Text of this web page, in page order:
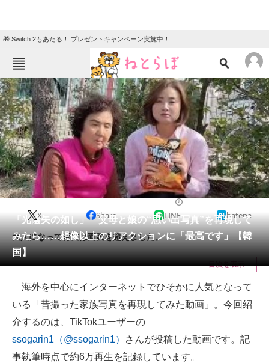
🎁 Switch 2もあたる！ プレゼントキャンペーン実施中！
ねとらぼメニュー
TOP ニュース
エンタメ クイズ
グルメ 地域
住まい 教育・育児
動物 リサーチ
会員記事
メディア
注目記事を集めた総合ページ
ITの今と未来を見通す
スマホと通信の最新トレンド
進化するPCとデバイスの未来
「光陰矢の如し」 父母と娘の“思い出写真”を再現して
みたら……想像以上のリアクションに「最高です」【韓
国】
X Share LINE hatena
大人になって背丈は両親を超えました。
目次を表示
海外を中心にインターネットでひそかに人気となって
いる「昔撮った家族写真を再現してみた動画」。今回紹
介するのは、TikTokユーザーの
ssogarin1（@ssogarin1）
さんが投稿した動画です。記
事執筆時点で約6万再生を記録しています。